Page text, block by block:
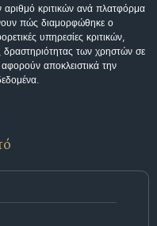
αριθμό κριτικών ανά πλατφόρμα
πώς διαμορφώθηκε ο
υπηρεσίες κριτικών,
δραστηριότητας των χρηστών σε
αποκλειστικά την